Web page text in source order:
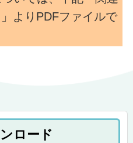
よりPDFファイルで
ロード